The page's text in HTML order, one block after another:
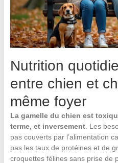
Nutrition
entre chien et
même foyer
La gamelle du chien est
terme, et inversement. Les
pas couverts par l’alimentation
pas les taux de protéines et de
croquettes félines sans prise de